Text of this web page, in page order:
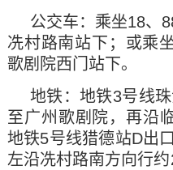
公交车：乘坐18、
冼村路南站下；或乘
歌剧院西门站下。
地铁：地铁3号线
至广州歌剧院，再沿
地铁5号线猎德站D出
左沿冼村路南方向行